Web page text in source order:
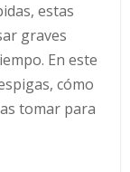
estas
graves
En este
cómo
tomar para